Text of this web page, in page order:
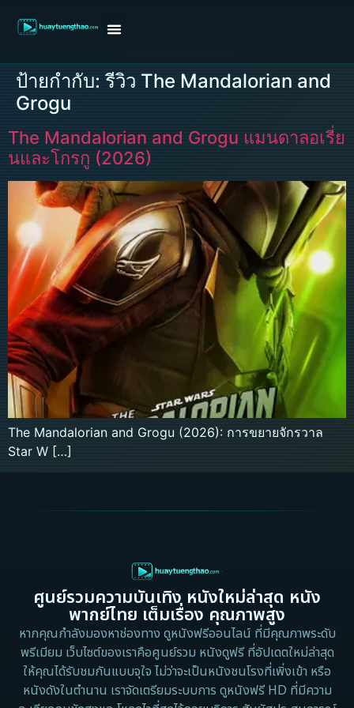
ป้ายกำกับ: รีวิว The Mandalorian and
Grogu
The Mandalorian and Grogu แมนดาลอเรี่ย
นและโกรกู (2026)
The Mandalorian and Grogu (2026): การขยายจักรวาล
Star W […]
ศูนย์รวมความบันเทิง หนังใหม่ล่าสุด หนัง
พากย์ไทย เต็มเรื่อง คุณภาพสูง
หากคุณกำลังมองหาช่องทาง ดูหนังฟรีออนไลน์ ที่มีคุณภาพระดับ
พรีเมียม เว็บไซต์ของเราคือศูนย์รวม หนังดูฟรี ที่อัปเดตใหม่ล่าสุด
ให้คุณได้รับชมกันแบบจุใจ ไม่ว่าจะเป็นหนังชนโรงที่เพิ่งเข้า หรือ
หนังดังในตำนาน เราจัดเตรียมระบบการ ดูหนังฟรี HD ที่มีความ